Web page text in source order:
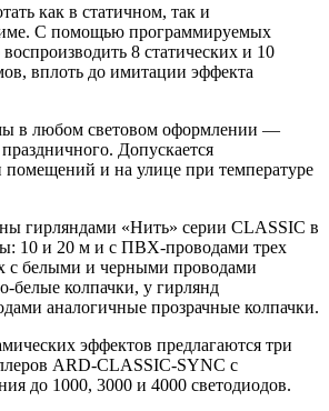
как в статичном, так и
С помощью программируемых
8 статических и 10
вплоть до имитации эффекта
в любом световом оформлении —
Допускается
помещений и на улице при температуре
гирляндами «Нить» серии CLASSIC в
10 и 20 м и с ПВХ-проводами трех
с белыми и черными проводами
белые колпачки, у гирлянд
аналогичные прозрачные колпачки.
эффектов предлагаются три
ARD-CLASSIC-SYNC с
до 1000, 3000 и 4000 светодиодов.